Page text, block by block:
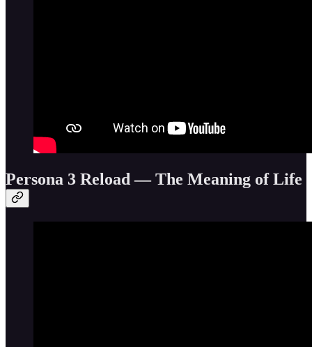
Persona 3 Reload — The Meaning of Life